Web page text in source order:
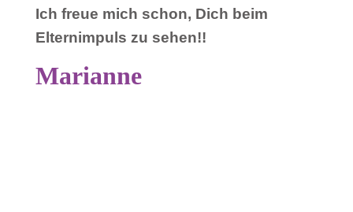
Ich freue mich schon, Dich beim
Elternimpuls zu sehen!!
Marianne